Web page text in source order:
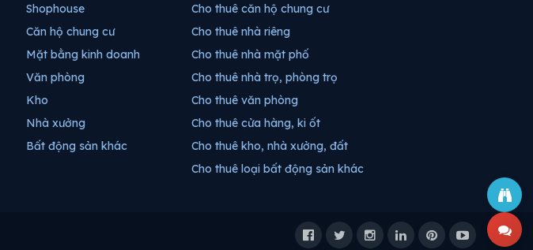
Shophouse
Căn hộ chung cư
Mặt bằng kinh doanh
Văn phòng
Kho
Nhà xưởng
Bất động sản khác
Cho thuê căn hộ chung cư
Cho thuê nhà riêng
Cho thuê nhà mặt phố
Cho thuê nhà trọ, phòng trọ
Cho thuê văn phòng
Cho thuê cửa hàng, ki ốt
Cho thuê kho, nhà xưởng, đất
Cho thuê loại bất động sản khác